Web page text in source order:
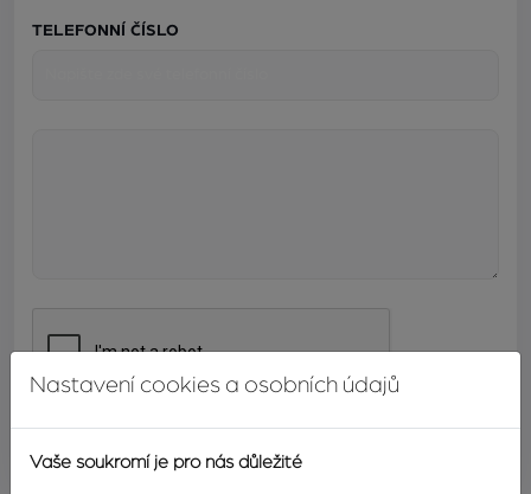
TELEFONNÍ ČÍSLO
ODESLAT
Nastavení cookies a osobních údajů
Vaše soukromí je pro nás důležité